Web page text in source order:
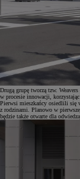
Drugą grupę tworzą tzw.
w procesie innowacji,
Pierwsi mieszkańcy osiedlili się
z rodzinami. Planowo w
będzie także otwarte dla